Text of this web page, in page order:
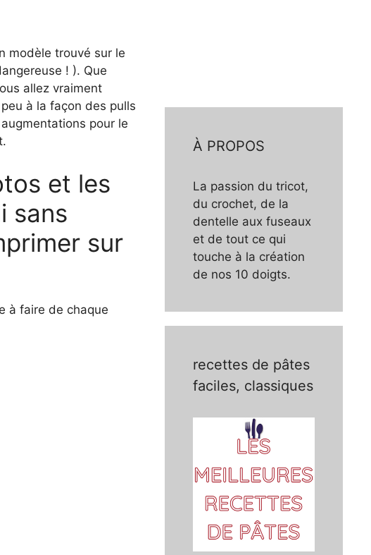
modèle trouvé sur le
! ). Que
allez vraiment
à la façon des pulls
pour le
et les
sans
sur
à faire de chaque
À PROPOS
La passion du tricot,
du crochet, de la
dentelle aux fuseaux
et de tout ce qui
touche à la création
de nos 10 doigts.
recettes de pâtes
faciles, classiques